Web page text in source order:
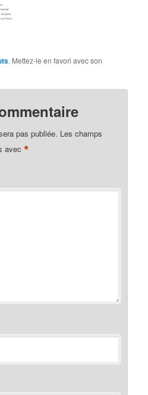
. Mettez-le en favori avec son
pas publiée. Les champs
avec*